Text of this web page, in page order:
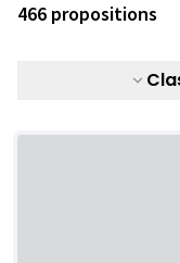
466 propositions